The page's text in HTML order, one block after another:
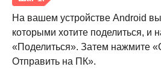
На вашем устройстве Android
которыми хотите поделиться, и
«Поделиться». Затем нажмите
Отправить на ПК».